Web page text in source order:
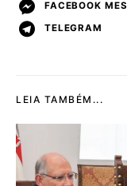
FACEBOOK
TELEGRAM
LEIA TAMBÉM...